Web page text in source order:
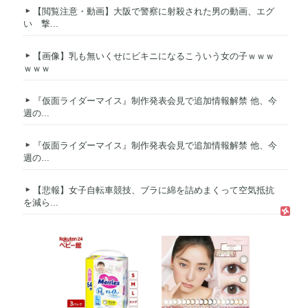
【閲覧注意・動画】大阪で警察に射殺された男の動画、エグ
い 撃...
【画像】乳も無いくせにビキニになるこういう女の子ｗｗｗ
ｗｗｗ
『仮面ライダーマイス』制作発表会見で追加情報解禁 他、今
週の...
『仮面ライダーマイス』制作発表会見で追加情報解禁 他、今
週の...
【悲報】女子自転車競技、ブラに綿を詰めまくって空気抵抗
を減ら...